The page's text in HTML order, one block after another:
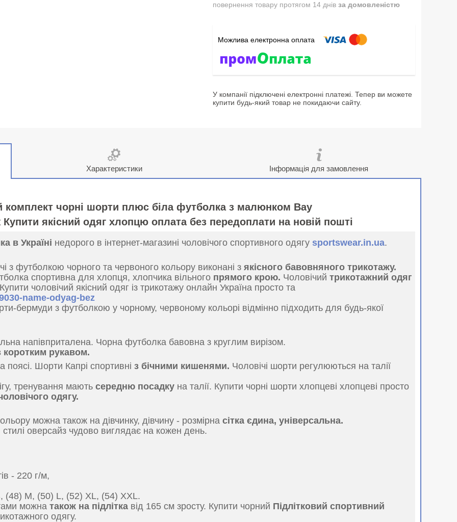
повернення товару протягом 14 днів за домовленістю
У компанії підключені електронні платежі. Тепер ви можете
купити будь-який товар не покидаючи сайту.
Характеристики Інформація для замовлення
комплект чорні шорти плюс біла футболка з малюнком Вау
якісний одяг хлопцю оплата без передоплати на новій пошті
в Україні недорого в інтернет-магазині чоловічого спортивного одягу sportswear.in.ua.
з футболкою чорного та червоного кольору виконані з якісного бавовняного трикотажу.
спортивна для хлопця, хлопчика вільного прямого крою. Чоловічий трикотажний одяг
чоловічий якісний одяг із трикотажу онлайн Україна просто та
name-odyag-bez
бермуди з футболкою у чорному, червоному кольорі відмінно підходить для будь-якої
напівприталена. Чорна футболка бавовна з круглим вирізом.
коротким рукавом.
поясі. Шорти Капрі спортивні з бічними кишенями. Чоловічі шорти регулюються на талії
тренування мають середню посадку на талії. Купити чорні шорти хлопцеві хлопцеві просто
одягу.
можна також на дівчинку, дівчину - розмірна сітка єдина, універсальна.
оверсайз чудово виглядає на кожен день.
- 220 г/м,
(48) M, (50) L, (52) XL, (54) ХХL.
можна також на підлітка від 165 см зросту. Купити чорний Підлітковий спортивний
одягу.